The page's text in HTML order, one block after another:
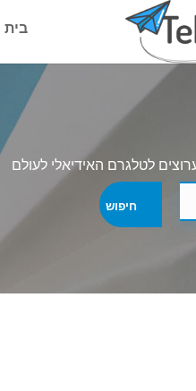
בית
לטלגרם האידיאלי לעולם